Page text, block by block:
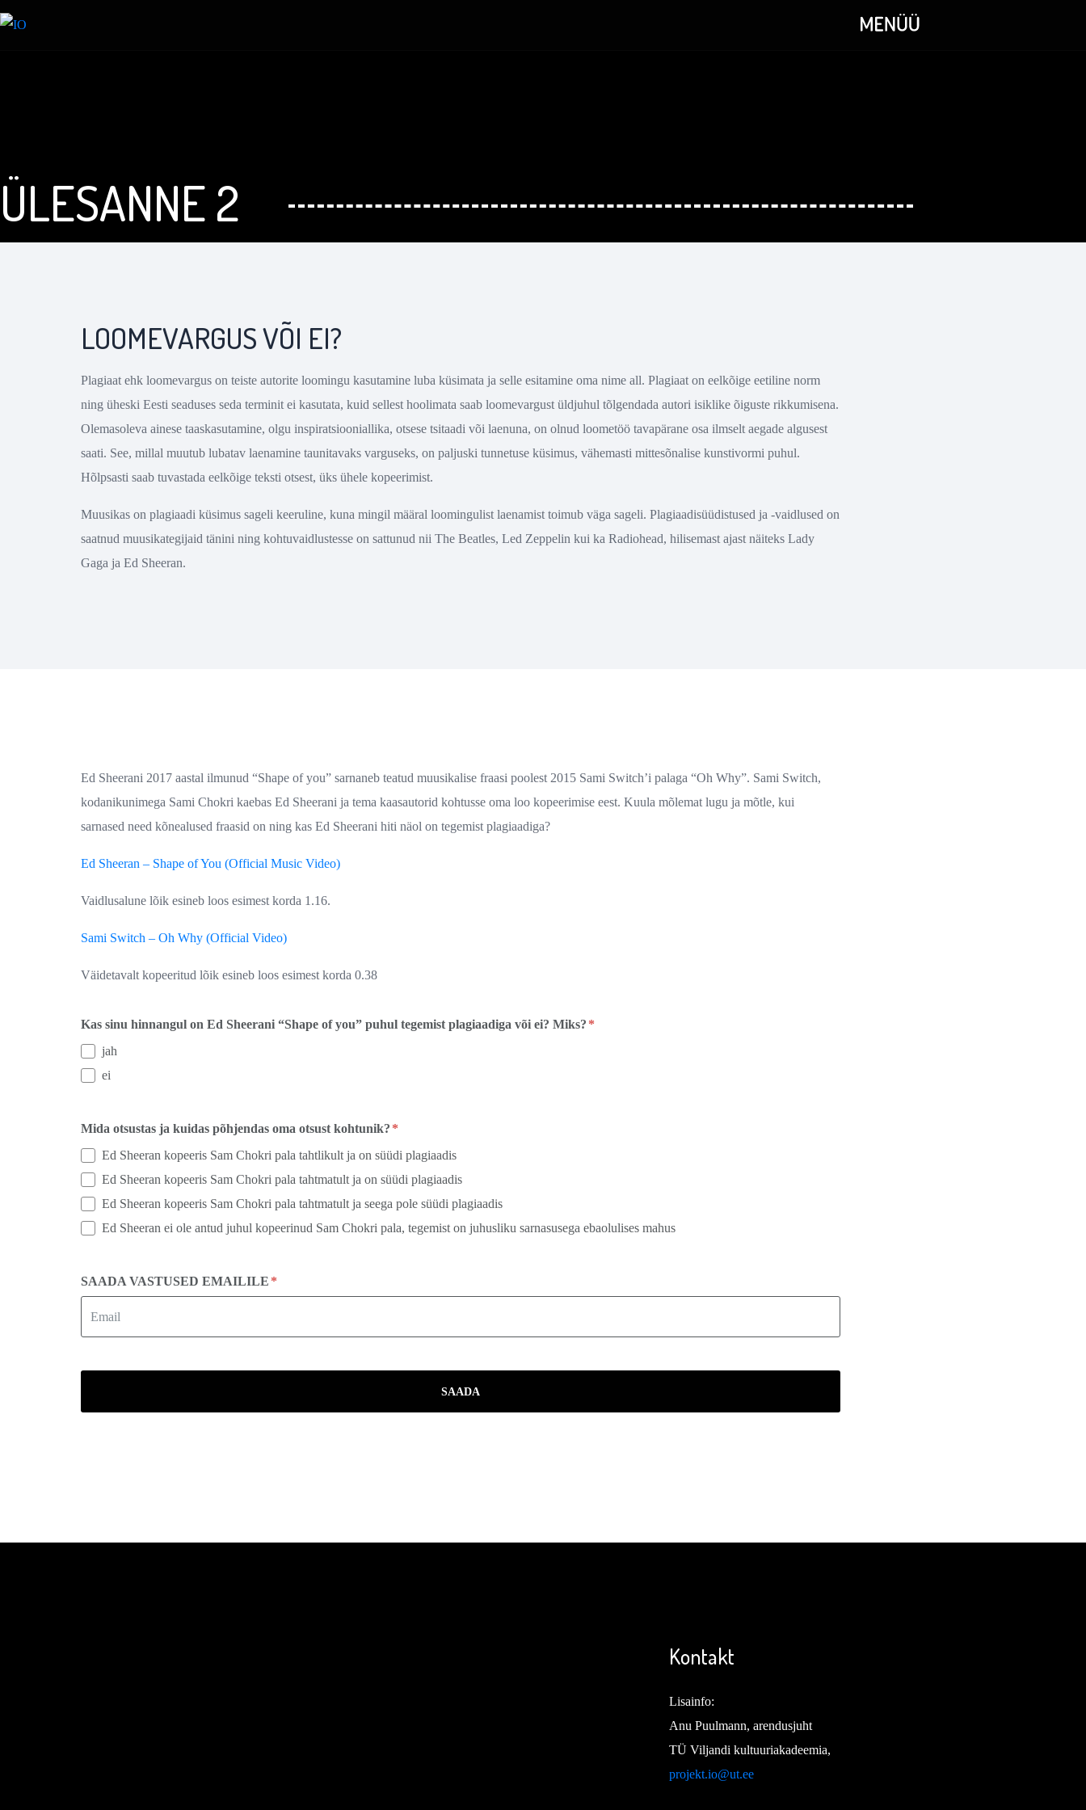
ÜLESANNE 2
LOOMEVARGUS VÕI EI?
Plagiaat ehk loomevargus on teiste autorite loomingu kasutamine luba küsimata ja selle esitamine oma nime all. Plagiaat on eelkõige eetiline norm
ning üheski Eesti seaduses seda terminit ei kasutata, kuid sellest hoolimata saab loomevargust üldjuhul tõlgendada autori isiklike õiguste rikkumisena.
Olemasoleva ainese taaskasutamine, olgu inspiratsiooniallika, otsese tsitaadi või laenuna, on olnud loometöö tavapärane osa ilmselt aegade algusest
saati. See, millal muutub lubatav laenamine taunitavaks varguseks, on paljuski tunnetuse küsimus, vähemasti mittesõnalise kunstivormi puhul.
Hõlpsasti saab tuvastada eelkõige teksti otsest, üks ühele kopeerimist.
Muusikas on plagiaadi küsimus sageli keeruline, kuna mingil määral loomingulist laenamist toimub väga sageli. Plagiaadisüüdistused ja -vaidlused on
saatnud muusikategijaid tänini ning kohtuvaidlustesse on sattunud nii The Beatles, Led Zeppelin kui ka Radiohead, hilisemast ajast näiteks Lady
Gaga ja Ed Sheeran.
Ed Sheerani 2017 aastal ilmunud “Shape of you” sarnaneb teatud muusikalise fraasi poolest 2015 Sami Switch’i palaga “Oh Why”. Sami Switch,
kodanikunimega Sami Chokri kaebas Ed Sheerani ja tema kaasautorid kohtusse oma loo kopeerimise eest. Kuula mõlemat lugu ja mõtle, kui
sarnased need kõnealused fraasid on ning kas Ed Sheerani hiti näol on tegemist plagiaadiga?
Ed Sheeran – Shape of You (Official Music Video)
Vaidlusalune lõik esineb loos esimest korda 1.16.
Sami Switch – Oh Why (Official Video)
Väidetavalt kopeeritud lõik esineb loos esimest korda 0.38
Kas sinu hinnangul on Ed Sheerani “Shape of you” puhul tegemist plagiaadiga või ei? Miks?
jah
ei
Mida otsustas ja kuidas põhjendas oma otsust kohtunik?
Ed Sheeran kopeeris Sam Chokri pala tahtlikult ja on süüdi plagiaadis
Ed Sheeran kopeeris Sam Chokri pala tahtmatult ja on süüdi plagiaadis
Ed Sheeran kopeeris Sam Chokri pala tahtmatult ja seega pole süüdi plagiaadis
Ed Sheeran ei ole antud juhul kopeerinud Sam Chokri pala, tegemist on juhusliku sarnasusega ebaolulises mahus
SAADA VASTUSED EMAILILE
SAADA
Kontakt
Lisainfo:
Anu Puulmann, arendusjuht
TÜ Viljandi kultuuriakadeemia,
projekt.io@ut.ee